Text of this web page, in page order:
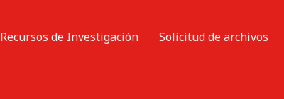
Recursos de Investigación Solicitud de archivos